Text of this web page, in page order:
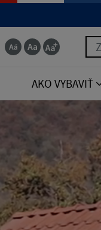
AKO VYBAVIŤ